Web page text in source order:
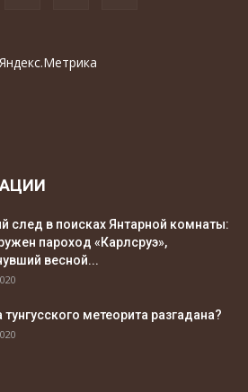
след в поисках Янтарной комнаты:
пароход «Карлсруэ»,
весной...
тунгусского метеорита разгадана?